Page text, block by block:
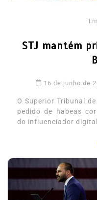
Em
STJ mantém
16 de junho de
O Superior Tribunal
pedido de habeas
do influenciador